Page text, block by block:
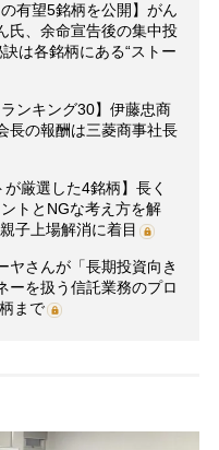
有望5銘柄を公開】がん
氏、余命宣告後の集中投
は各銘柄にある“ストー
ンキング30】伊藤忠商
長の報酬は三菱商事社長
厳選した4銘柄】長く
トとNGな考え方を解
子上場解消に着目
ヤさんが「長期投資向き
を扱う信託業務のプロ
まで